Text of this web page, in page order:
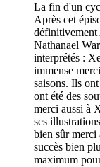
La fin d'un
Après cet
définitivement
Nathanael
interprétés :
immense
saisons. Ils
ont été des
merci aussi à
ses
bien sûr merci
succès bien
maximum